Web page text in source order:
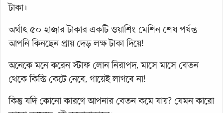
টাকা।
অর্থাৎ ৫০ হাজার টাকার একটি ওয়াশিং মেশিন শেষ পর্যন্ত
আপনি কিনছেন প্রায় দেড় লক্ষ টাকা দিয়ে!
অনেকে মনে করেন স্টাফ লোন নিরাপদ, মাসে মাসে বেতন
থেকে কিস্তি কেটে নেবে, গায়েই লাগবে না!
কিন্তু যদি কোনো কারণে আপনার বেতন কমে যায়? যেমন কারো